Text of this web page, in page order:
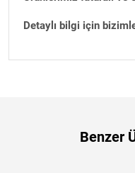
Detaylı bilgi için
Benzer